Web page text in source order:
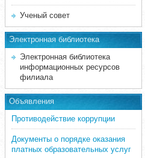
Ученый совет
Электронная библиотека
Электронная библиотека
информационных ресурсов
филиала
Объявления
Противодействие коррупции
Документы о порядке оказания
платных образовательных услуг